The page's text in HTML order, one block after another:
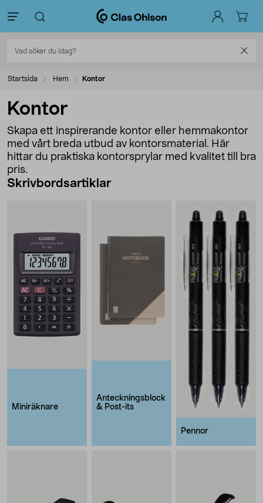
Startsida Hem Kontor
Kontor
Skapa ett inspirerande kontor eller hemmakontor
med vårt breda utbud av kontorsmaterial. Här
hittar du praktiska kontorsprylar med kvalitet till bra
pris.
Skrivbordsartiklar
Miniräknare
Anteckningsblock
& Post-its
Pennor